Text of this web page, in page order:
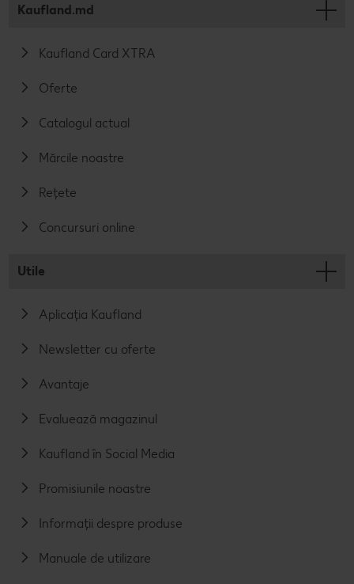
Kaufland.md
Kaufland Card XTRA
Oferte
Catalogul actual
Mărcile noastre
Rețete
Concursuri online
Utile
Aplicația Kaufland
Newsletter cu oferte
Avantaje
Evaluează magazinul
Kaufland în Social Media
Promisiunile noastre
Informații despre produse
Manuale de utilizare